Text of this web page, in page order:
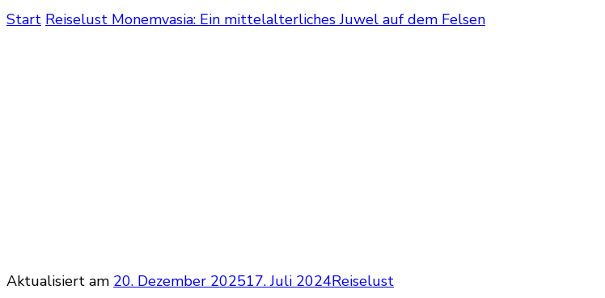
Start Reiselust Monemvasia: Ein mittelalterliches Juwel auf dem Felsen
Aktualisiert am 20. Dezember 202517. Juli 2024Reiselust